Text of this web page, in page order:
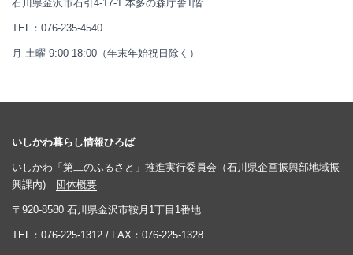
石川県金沢市石引4-17-1 本多の森庁舎1階
TEL： 076-235-4540
月-土曜 9:00-18:00（年末年始祝日除く）
いしかわ暮らし情報ひろば
いしかわ「第二のふるさと」推進実行委員会（石川県企画振興部地域振
興課内)
団体概要
〒920-8580 石川県金沢市鞍月1丁目1番地
TEL： 076-225-1312 / FAX：076-225-1328